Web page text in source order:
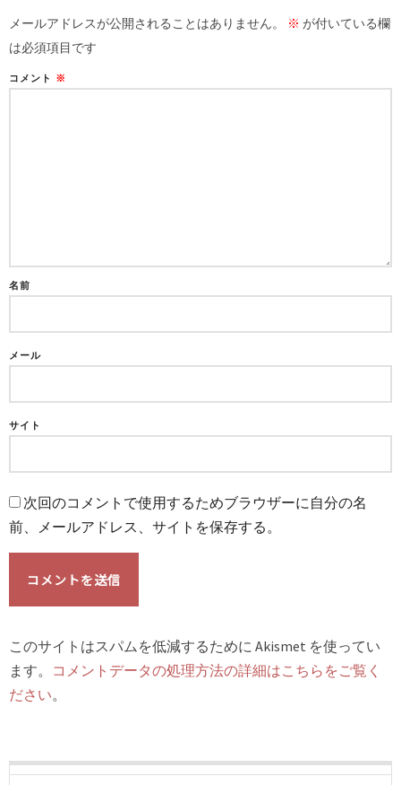
メールアドレスが公開されることはありません。 ※ が付いている欄
は必須項目です
コメント ※
名前
メール
サイト
次回のコメントで使用するためブラウザーに自分の名
前、メールアドレス、サイトを保存する。
このサイトはスパムを低減するために Akismet を使ってい
ます。 コメントデータの処理方法の詳細はこちらをご覧く
ださい。